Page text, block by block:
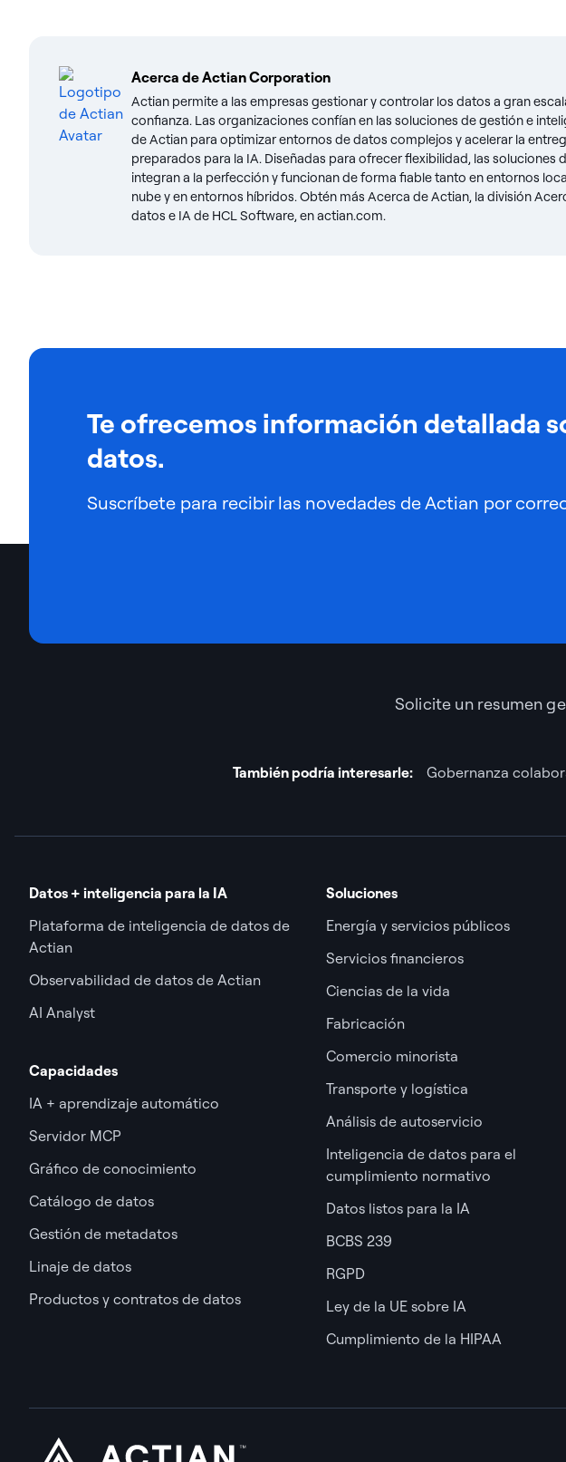
Acerca deActian Corporation
Actian permite a las empresas gestionar y controlar los datos a gran
confianza. Las organizaciones confían en las soluciones de gestión e
de Actian para optimizar entornos de datos complejos y acelerar la
preparados para la IA. Diseñadas para ofrecer flexibilidad, las soluciones
integran a la perfección y funcionan de forma fiable tanto en entornos
nube y en entornos híbridos. Obtén más Acerca de Actian, la división
datos e IA de HCL Software, en actian.com.
Te ofrecemos información detallada
datos.
Suscríbete para recibir las novedades de Actian por
Solicite un resumen
También podría interesarle: Gobernanza
Datos + inteligencia para la IA
Plataforma de inteligencia de datos de
Actian
Observabilidad de datos de Actian
AI Analyst
Capacidades
IA + aprendizaje automático
Servidor MCP
Gráfico de conocimiento
Catálogo de datos
Gestión de metadatos
Linaje de datos
Productos y contratos de datos
Soluciones
Energía y servicios públicos
Servicios financieros
Ciencias de la vida
Fabricación
Comercio minorista
Transporte y logística
Análisis de autoservicio
Inteligencia de datos para el
cumplimiento normativo
Datos listos para la IA
BCBS 239
RGPD
Ley de la UE sobre IA
Cumplimiento de la HIPAA